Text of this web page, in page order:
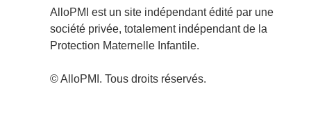
AlloPMI est un site indépendant édité par une
société privée, totalement indépendant de la
Protection Maternelle Infantile.
© AlloPMI. Tous droits réservés.